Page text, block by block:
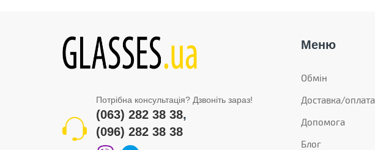
Потрібна консультація? Дзвоніть зараз!
(063) 282 38 38,
(096) 282 38 38
Меню
Обмін
Доставка/оплата
Допомога
Блог